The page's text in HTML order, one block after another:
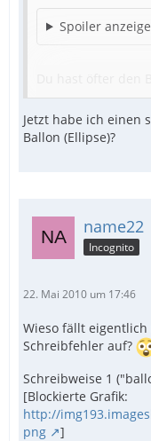
Spoiler
Du hast öfter den
nur auf das
Ich habe es jetzt
gemacht
Jetzt habe ich einen
Ballon (Ellipse)?
name22
Incognito
22. Mai 2010 um 17:46
Wieso fällt
Schreibfehler auf?
Schreibweise 1
[Blockierte Grafik:
http://
png
]